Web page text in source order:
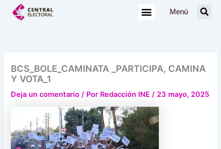
Menú
BCS_BOLE_CAMINATA _PARTICIPA, CAMINA
Y VOTA_1
Deja un comentario / Por Redacción INE/ 23 mayo, 2025